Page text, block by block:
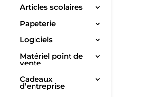
Articles scolaires
Papeterie
Logiciels
Matériel point de
vente
Cadeaux
d’entreprise